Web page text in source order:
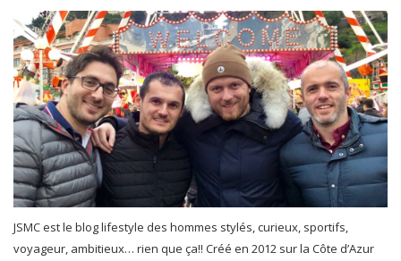
JSMC est le blog lifestyle des hommes stylés, curieux, sportifs,
voyageur, ambitieux… rien que ça!! Créé en 2012 sur la Côte d’Azur